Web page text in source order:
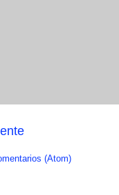
(Atom)